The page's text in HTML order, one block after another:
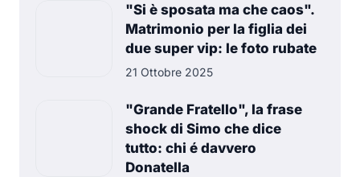
"Si è sposata ma che caos".
Matrimonio per la figlia dei
due super vip: le foto rubate
21 Ottobre 2025
"Grande Fratello", la frase
shock di Simo che dice
tutto: chi é davvero
Donatella